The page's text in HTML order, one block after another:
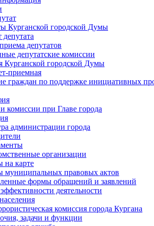
Курганской городской Думы
депутатов
депутатские комиссии
Курганской городской Думы
приемная
граждан по поддержке инициативных
комиссии при Главе города
администрации города
организации
на карте
муниципальных правовых актов
формы обращений и заявлений
деятельности
комиссия города Кургана
задачи и функции